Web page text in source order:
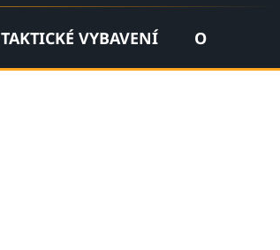
KOŠÍK
TAKTICKÉ VYBAVENÍ OUTDOOR